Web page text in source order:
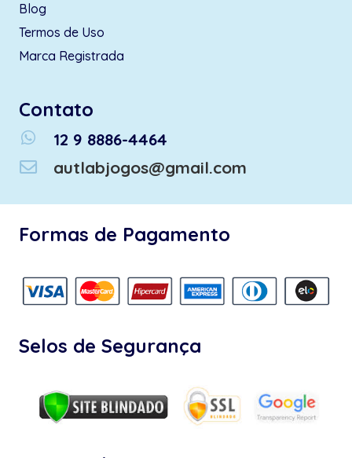
Blog
Termos de Uso
Marca Registrada
Contato
whatsapp
12 9 8886-4464
autlabjogos@gmail.com
Formas de Pagamento
Selos de Segurança